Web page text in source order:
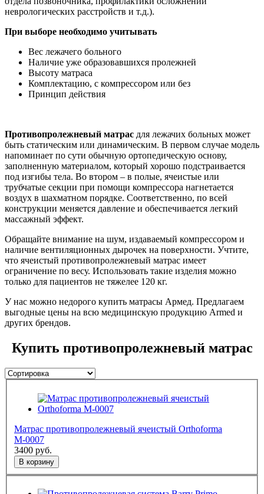
неврологических расстройств и т.д.).
При выборе необходимо учитывать
Вес лежачего больного
Наличие уже образовавшихся пролежней
Высоту матраса
Комплектацию, с компрессором или без
Принцип действия
Противопролежневый матрас для лежачих больных может
быть статическим или динамическим. В первом случае модель
напоминает по сути обычную ортопедическую основу,
заполненную материалом, который хорошо подстраивается
под изгибы тела. Во втором – в полые, ячеистые или
трубчатые секции при помощи компрессора нагнетается
воздух в шахматном порядке. Соответственно, по всей
конструкции меняется давление и обеспечивается легкий
массажный эффект.
Обращайте внимание на шум, издаваемый компрессором и
наличие вентиляционных дырочек на поверхности. Учтите,
что ячеистый противопролежневый матрас имеет
ограничение по весу. Использовать такие изделия можно
только для пациентов не тяжелее 120 кг.
У нас можно недорого купить матрасы Армед. Предлагаем
выгодные цены на всю медицинскую продукцию Armed и
других брендов.
Купить противопролежневый матрас
Матраc противопролежневый ячеистый Orthoforma
М-0007
3400 руб.
В корзину